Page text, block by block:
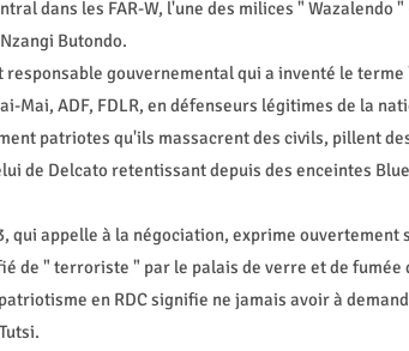
dans les FAR-W, l'une des milices "
Butondo.
responsable gouvernemental qui a inventé le
Mai, ADF, FDLR, en défenseurs légitimes de la
patriotes qu'ils massacrent des civils, pillent
de Delcato retentissant depuis des enceintes
qui appelle à la négociation, exprime
de " terroriste " par le palais de verre et de fumée
en RDC signifie ne jamais avoir à